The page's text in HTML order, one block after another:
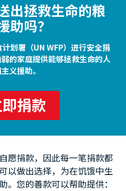
出拯救生命的粮
助吗？
划署（UN WFP）进行安全捐
的家庭提供能够拯救生命的人
义援助。
捐款
愿捐款，因此每一笔捐款都
以做出选择，为在饥饿中生
。您的善款可以帮助提供：